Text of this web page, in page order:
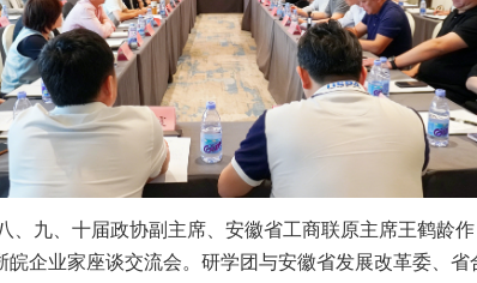
九、十届政协副主席、安徽省工商联原主席王鹤龄
企业家座谈交流会。 研学团与安徽省发展改革委、省